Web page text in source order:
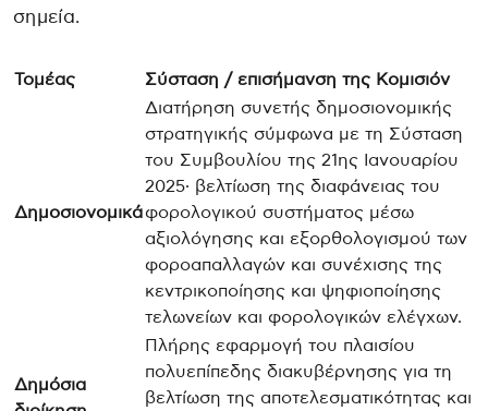
σημεία.
Τομέας Σύσταση / επισήμανση της Κομισιόν
Δημοσιονομικά
Διατήρηση συνετής δημοσιονομικής
στρατηγικής σύμφωνα με τη Σύσταση
του Συμβουλίου της 21ης Ιανουαρίου
2025· βελτίωση της διαφάνειας του
φορολογικού συστήματος μέσω
αξιολόγησης και εξορθολογισμού των
φοροαπαλλαγών και συνέχισης της
κεντρικοποίησης και ψηφιοποίησης
τελωνείων και φορολογικών ελέγχων.
Δημόσια
Πλήρης εφαρμογή του πλαισίου
πολυεπίπεδης διακυβέρνησης για τη
βελτίωση της αποτελεσματικότητας και